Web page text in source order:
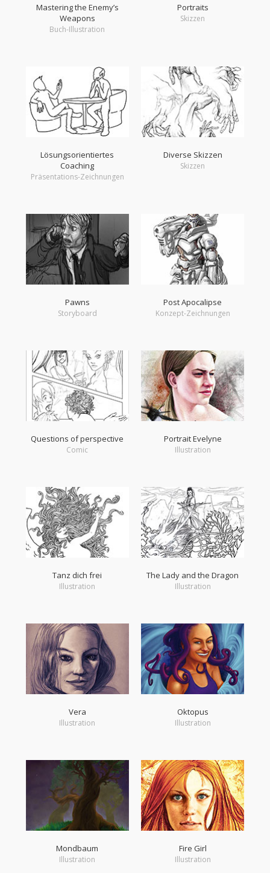
Mastering the Enemy’s
Weapons
Buch-Illustration
Portraits
Skizzen
Lösungsorientiertes
Coaching
Präsentations-Zeichnungen
Diverse Skizzen
Skizzen
Pawns
Storyboard
Post Apocalipse
Konzept-Zeichnungen
Questions of perspective
Comic
Portrait Evelyne
Illustration
Tanz dich frei
Illustration
The Lady and the Dragon
Illustration
Vera
Illustration
Oktopus
Illustration
Mondbaum
Illustration
Fire Girl
Illustration